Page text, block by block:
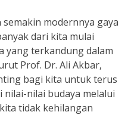
modernnya gaya
dari kita mulai
yang terkandung dalam
Prof. Dr. Ali Akbar,
bagi kita untuk terus
nilai-nilai budaya melalui
tidak kehilangan